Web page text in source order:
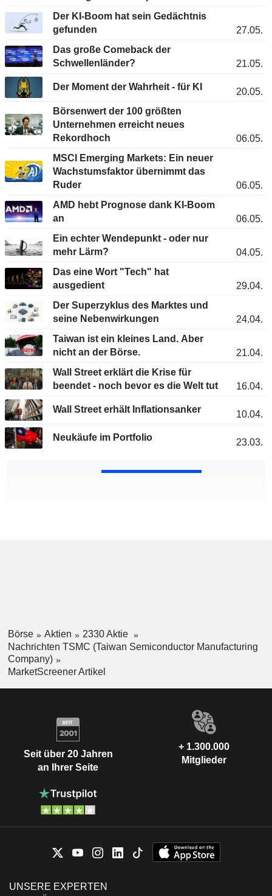
Der KI-Boom hat sein Gedächtnis
gefunden
27.05.
Das große Comeback der
Schwellenländer?
21.05.
Der Moment der Wahrheit - für KI
20.05.
Börsenwert der 100 größten
Unternehmen erreicht neues
Rekordhoch
06.05.
MSCI Emerging Markets: Ein neuer
Wachstumsfaktor übernimmt das
Ruder
06.05.
AMD hebt Prognose dank KI-Boom
an
06.05.
Ein echter Wendepunkt - oder nur
mehr Lärm?
04.05.
Das eine Wort "Tech" hat
ausgedient
29.04.
Der Superzyklus des Marktes und
seine Nebenwirkungen
24.04.
Taiwan ist ein kleines Land. Aber
nicht an der Börse.
21.04.
Wall Street erklärt die Krise für
beendet - noch bevor es die Welt tut
16.04.
Wall Street erhält Inflationsanker 10.04.
Neukäufe im Portfolio 23.03.
Börse Aktien
2330 Aktie
Nachrichten TSMC (Taiwan Semiconductor Manufacturing
Company)
MarketScreener Artikel
Seit über 20 Jahren
an Ihrer Seite
+ 1.300.000
Mitglieder
UNSERE EXPERTEN